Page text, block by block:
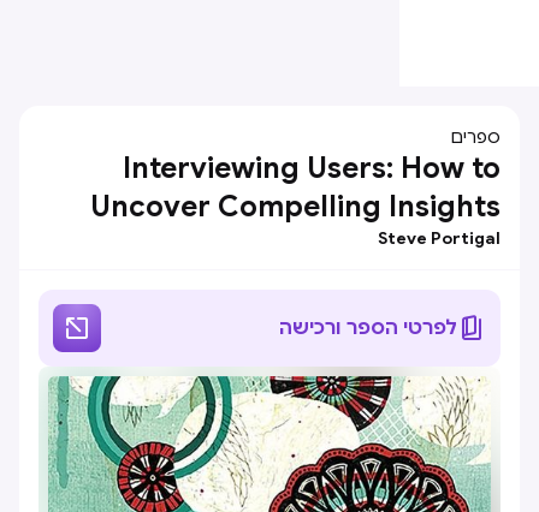
ספרים
Interviewing Users: How to
Uncover Compelling Insights
Steve Portigal
 לפרטי הספר ורכישה 